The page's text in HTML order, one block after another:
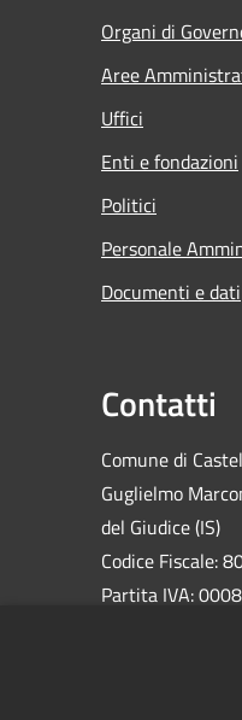
Organi di
Aree
Uffici
Enti e fondazioni
Politici
Personale
Documenti e dati
Contatti
Comune di
Guglielmo
del Giudice (IS)
Codice Fiscale:
Partita IVA: